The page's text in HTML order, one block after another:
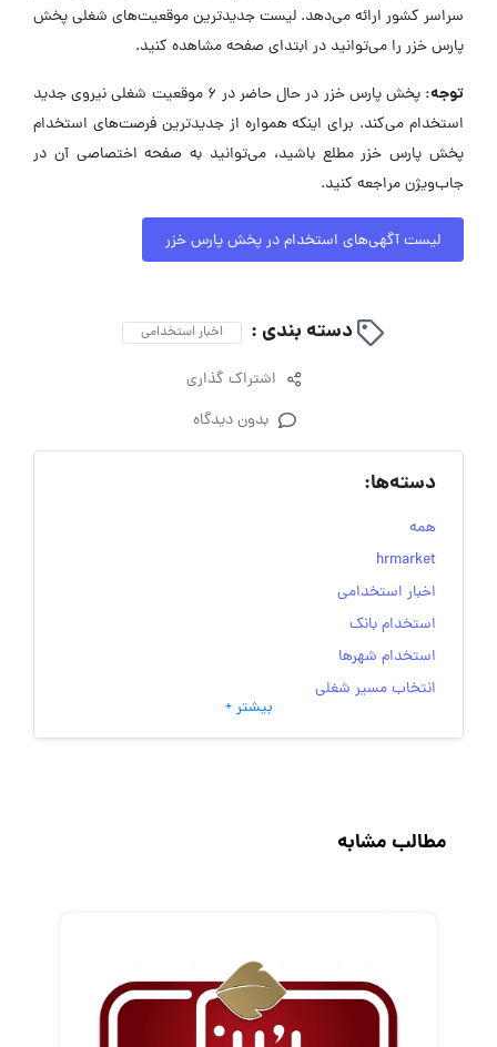
سراسر کشور ارائه می‌دهد. لیست جدیدترین موقعیت‌های شغلی پخش
پارس خزر را می‌توانید در ابتدای صفحه مشاهده کنید.
توجه:
پخش پارس خزر در حال حاضر در ۶ موقعیت شغلی نیروی جدید
استخدام می‌کند. برای اینکه همواره از جدیدترین فرصت‌های استخدام
پخش پارس خزر مطلع باشید، می‌توانید به صفحه اختصاصی آن در
جاب‌ویژن مراجعه کنید.
لیست آگهی‌های استخدام در پخش پارس خزر
دسته بندی : اخبار استخدامی
اشتراک گذاری
بدون دیدگاه
دسته‌ها:
همه
hrmarket
اخبار استخدامی
استخدام بانک
استخدام شهرها
انتخاب مسیر شغلی
به‌روزرسانی‌های سایت (کارجویی)
رزومه
گزارش‌های آماری
بیشتر +
مطالب مشابه